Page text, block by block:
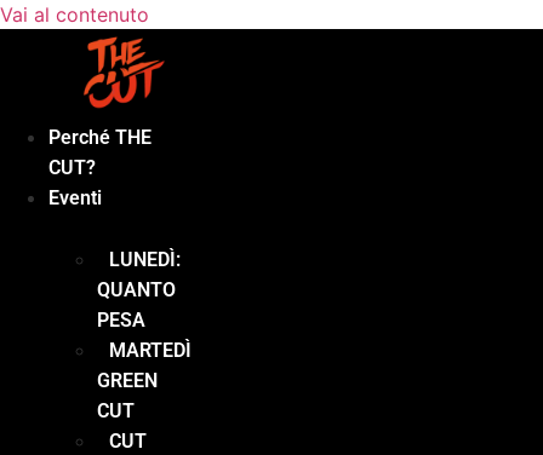
Vai al contenuto
Perché THE
CUT?
Eventi
LUNEDÌ:
QUANTO
PESA
MARTEDÌ
GREEN
CUT
CUT